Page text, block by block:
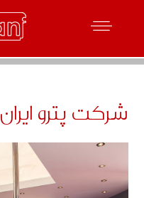
شرکت پترو ایران